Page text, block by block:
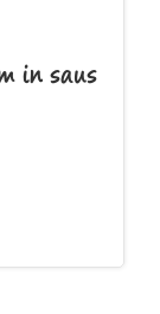
in saus